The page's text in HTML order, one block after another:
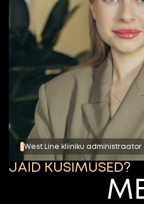
JÄID KÜSIMUSED?
West Line kliiniku administraator